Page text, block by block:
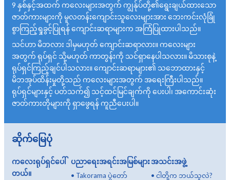
9 နှစ်နှင့်အထက် ကလေးများအတွက် ကျွန်ုပ်တို့၏ရွေးချယ်ထားသော
ဇာတ်ကားများကို မူလတန်းကျောင်းသူလေးများအား ဘေးကင်းလုံခြုံ
စွာကြည့်ရှုခွင့်ပြုရန် ကျောင်းဆရာများက အကြံပြုထားပါသည်။
သင်ဟာ မိဘလား ဒါမှမဟုတ် ကျောင်းဆရာလား။ ကလေးများ
အတွက် ရုပ်ရှင် သို့မဟုတ် ကာတွန်းကို သင်ရှာနေပါသလား။ မိသားစုနဲ့
ရုပ်ရှင်ကြည့်ချင်ပါသလား။ ကျောင်းဆရာများ၏ သဘောထားနှင့်
မိဘအုပ်ထိန်းမှုတို့သည် ကလေးများအတွက် အရေးကြီးပါသည်။
ရုပ်ရှင်များနှင့် ပတ်သက်၍ သင့်ထင်မြင်ချက်ကို ပေးပါ၊ အကောင်းဆုံး
ဇာတ်ကားတိုများကို ရှာဖွေရန် ကူညီပေးပါ။
ဆိုက်မြေပုံ
ကလေးရုပ်ရှင်ပေါ်
တယ်။
ပညာရေးအရင်းအမြစ်များ
• Takorama ပွဲတော်
အသင်းအဖွဲ့
•ငါတို့က ဘယ်သူလဲ?